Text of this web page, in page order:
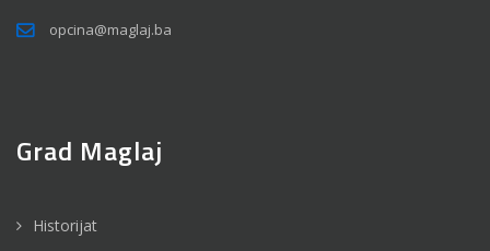
opcina@maglaj.ba
Grad Maglaj
Historijat